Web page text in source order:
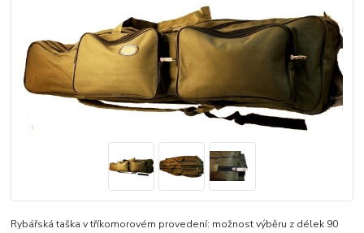
Rybářská taška v tříkomorovém provedení: možnost výběru z délek 90